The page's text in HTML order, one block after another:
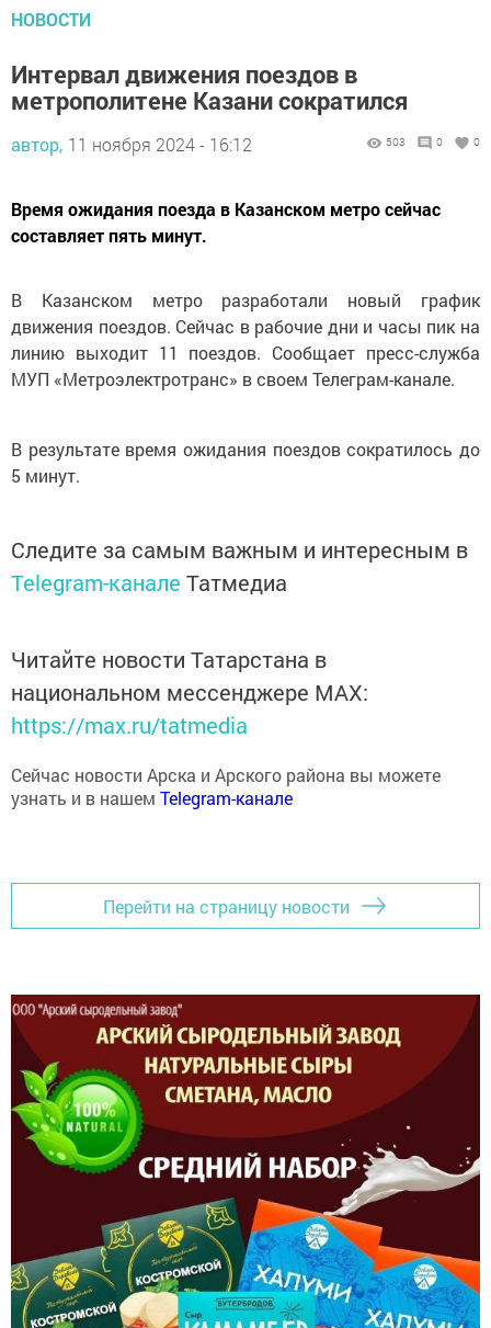
НОВОСТИ
Интервал движения поездов в
метрополитене Казани сократился
автор, 11 ноября 2024 - 16:12 503 0 0
Время ожидания поезда в Казанском метро сейчас
составляет пять минут.
В Казанском метро разработали новый график
движения поездов. Сейчас в рабочие дни и часы пик на
линию выходит 11 поездов. Сообщает пресс-служба
МУП «Метроэлектротранс» в своем Телеграм-канале.
В результате время ожидания поездов сократилось до
5 минут.
Следите за самым важным и интересным в
Telegram-канале Татмедиа
Читайте новости Татарстана в
национальном мессенджере MАХ:
https://max.ru/tatmedia
Сейчас новости Арска и Арского района вы можете
узнать и в нашем Telegram-канале
Перейти на страницу новости